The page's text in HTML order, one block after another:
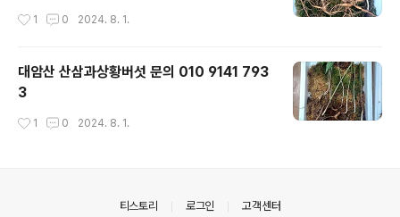
1 0 2024. 8. 1.
대암산 산삼과상황버섯 문의 010 9141 793
3
1 0 2024. 8. 1.
티스토리 로그인 고객센터